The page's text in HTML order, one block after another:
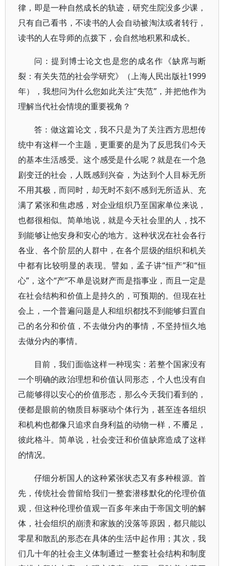
律，即是一种自然成长的轨迹，研究生院没多少课，
只有自己看书，不读书的人会自动被淘汰或者转行，
读书的人在导师的点拨下，会自然地积累和成长。
问：提到博士论文也是您的成名作《缺席与断
裂：有关失范的社会学研究》（上海人民出版社1999
年），我想问为什么您如此关注“失范”，并把他作为
理解当代社会情境的重要视角？
答：做这篇论文，我不只是为了关注西方思想传
统中有这样一个主题，更重要的是为了反思我们今天
的基本生活感受。这个感受是什么呢？就是在一个急
剧变迁的社会，人既感到兴奋，为达到个人目标无所
不用其极，而同时，却无时不刻不感到无所适从、充
满了紧张和焦虑感，对企业组织乃至国家单位来说，
也都很相似。简单地说，就是今天社会里的人，找不
到能够让他安身和安心的地方。这种状况在社会各行
各业、各个阶层的人群中，在各个层级的组织和机关
中都有比较明显的表现。譬如，孟子讲“恒产”和“恒
心”，这个“产”不单是说财产而是指事业，而且一定是
在社会结构和价值上是持久的，可预期的。但现在社
会上，一个普遍问题是人和组织都找不到能够归置自
己的名分和价值，不去做分内的事情，不坚持恒久地
去做分内的事情。
目前，我们面临这样一种现实：若整个国家没有
一个明确的政治理想和价值认同形态，个人也没有自
己能够得以安心的价值形态，那么今天我们看到的，
便都是眼前的物质目标驱动个体行为，甚至连各组织
和机构也都像只追求自身利益的动物一样，不餍足，
彼此格斗。简单说，社会变迁和价值缺席造成了这样
的情况。
仔细分析国人的这种紧张状态又有多种根源。首
先，传统社会曾留给我们一整套潜移默化的伦理价值
观，但这种伦理价值观一百多年来由于帝国文明的解
体，社会组织的崩溃和家族的没落等原因，都只能以
零星和散乱的形态在具体的生活中起作用；其次，我
们几十年的社会主义体制通过一整套社会结构和制度